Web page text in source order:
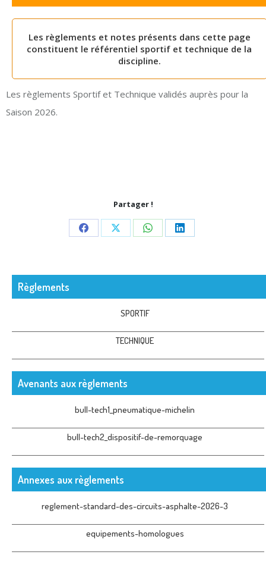
Les règlements et notes présents dans cette page
constituent le référentiel sportif et technique de la
discipline.
Les règlements Sportif et Technique validés auprès pour la
Saison 2026.
Partager !
Share
Facebook
Share
X
Share
WhatsApp
Share
LinkedIn
Règlements
SPORTIF
TECHNIQUE
Avenants aux règlements
bull-tech1_pneumatique-michelin
bull-tech2_dispositif-de-remorquage
Annexes aux règlements
reglement-standard-des-circuits-asphalte-2026-3
equipements-homologues